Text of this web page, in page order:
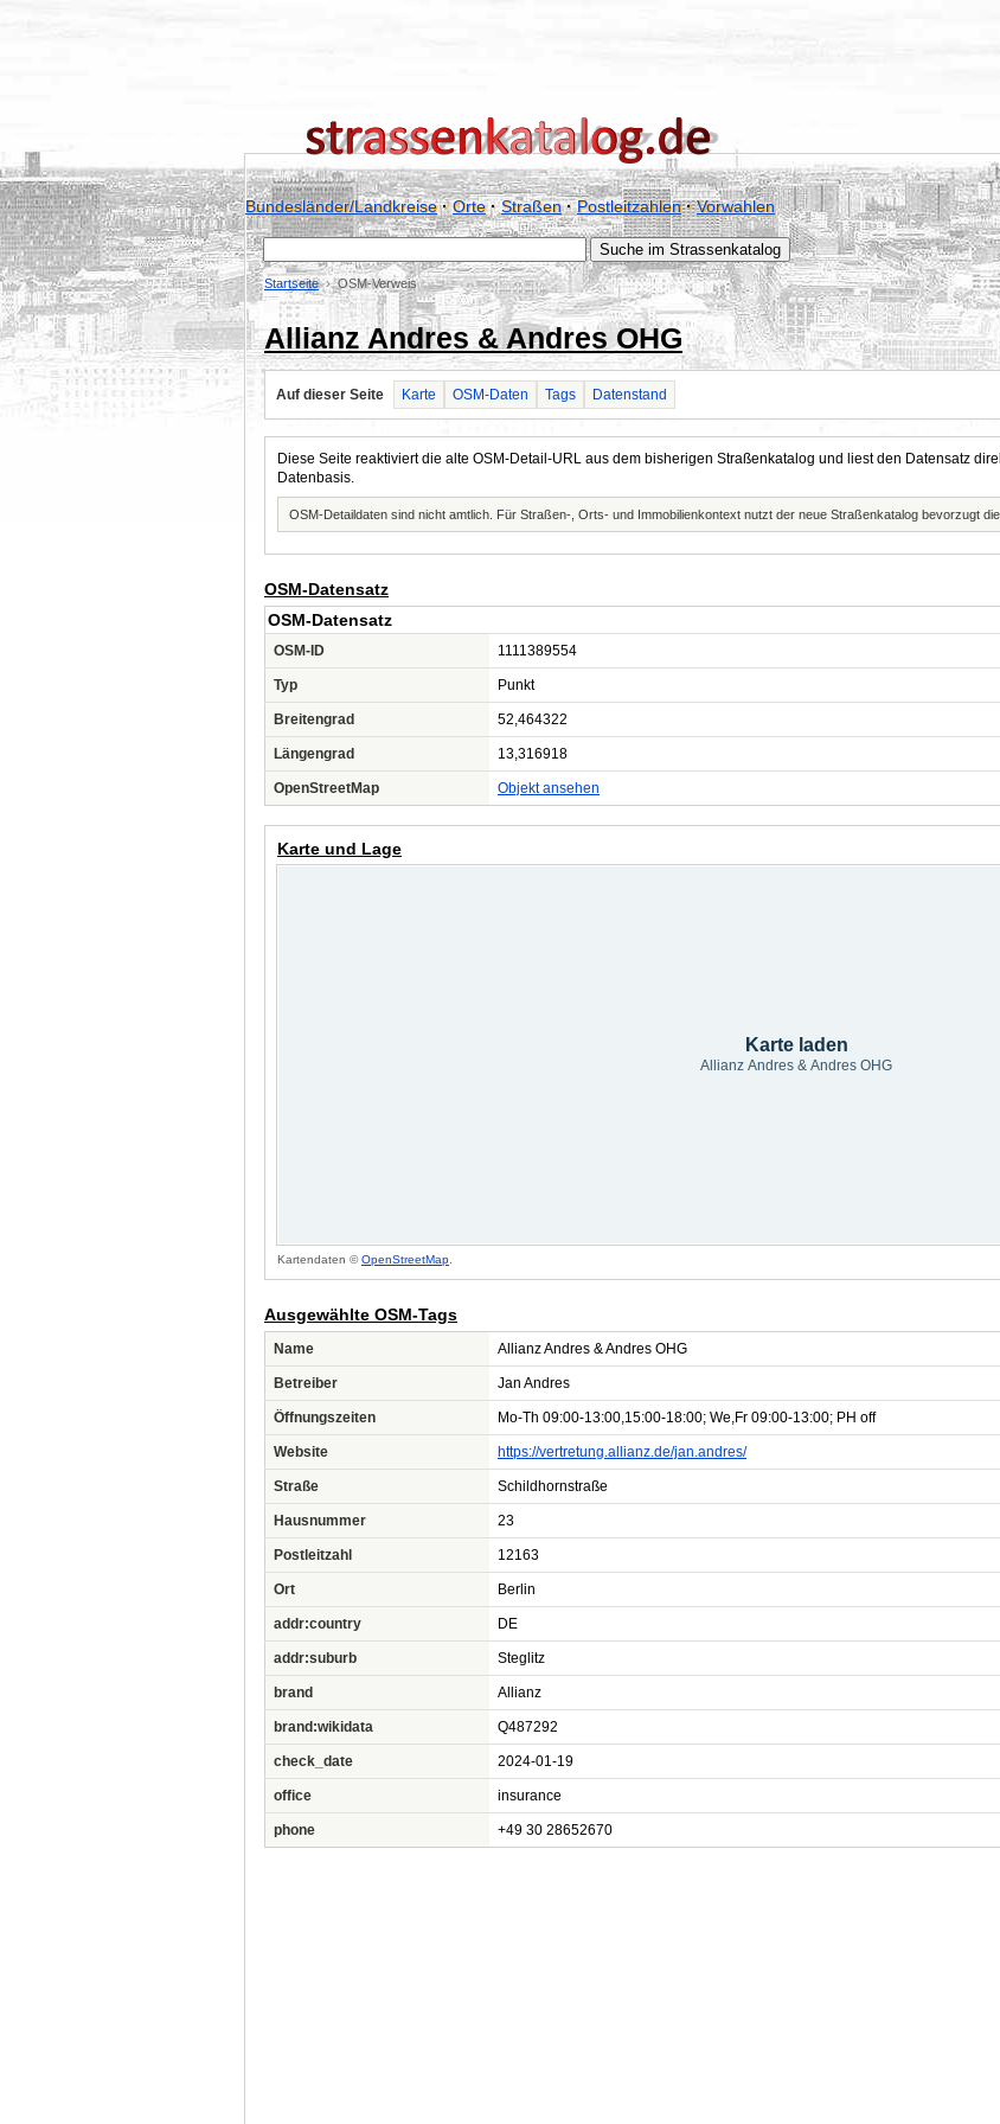
Bundesländer/Landkreise·Orte·Straßen·Postleitzahlen·Vorwahlen
Startseite OSM-Verweis
Allianz Andres & Andres OHG
Auf dieser Seite Karte OSM-Daten Tags Datenstand
Diese Seite reaktiviert die alte OSM-Detail-URL aus dem bisherigen Straßenkatalog und liest den Datensatz
Datenbasis.
OSM-Detaildaten sind nicht amtlich. Für Straßen-, Orts- und Immobilienkontext nutzt der neue Straßenkatalog bevorzugt
OSM-Datensatz
OSM-Datensatz
OSM-ID 1111389554
Typ Punkt
Breitengrad 52,464322
Längengrad 13,316918
OpenStreetMap Objekt ansehen
Karte und Lage
Karte laden
Allianz Andres & Andres OHG
Kartendaten ©OpenStreetMap
Ausgewählte OSM-Tags
Name Allianz Andres & Andres OHG
Betreiber Jan Andres
Öffnungszeiten Mo-Th 09:00-13:00,15:00-18:00; We,Fr 09:00-13:00; PH off
Website https://vertretung.allianz.de/jan.andres/
Straße Schildhornstraße
Hausnummer 23
Postleitzahl 12163
Ort Berlin
addr:country DE
addr:suburb Steglitz
brand Allianz
brand:wikidata Q487292
check_date 2024-01-19
office insurance
phone +49 30 28652670